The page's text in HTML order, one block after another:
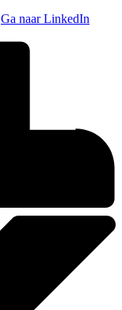
Ga naar LinkedIn